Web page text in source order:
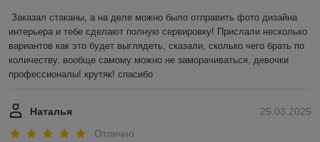
Заказал стаканы, а на деле можно было отправить фото дизайна
интерьера и тебе сделают полную сервировку! Прислали несколько
вариантов как это будет выглядеть, сказали, сколько чего брать по
количеству. вообще самому можно не заморачиваться, девочки
профессионалы! крутяк! спасибо
25.03.2025
Наталья
Отлично